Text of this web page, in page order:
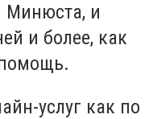
Минюста, и
и более, как
услуг как по